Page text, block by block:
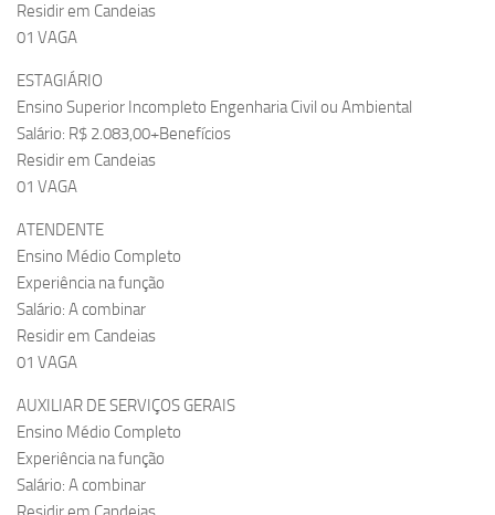
Residir em Candeias
01 VAGA
ESTAGIÁRIO
Ensino Superior Incompleto Engenharia Civil ou Ambiental
Salário: R$ 2.083,00+Benefícios
Residir em Candeias
01 VAGA
ATENDENTE
Ensino Médio Completo
Experiência na função
Salário: A combinar
Residir em Candeias
01 VAGA
AUXILIAR DE SERVIÇOS GERAIS
Ensino Médio Completo
Experiência na função
Salário: A combinar